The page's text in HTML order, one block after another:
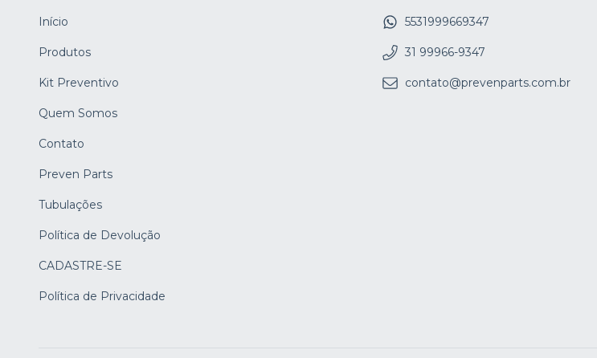
Início
Produtos
Kit Preventivo
Quem Somos
Contato
Preven Parts
Tubulações
Política de Devolução
CADASTRE-SE
Política de Privacidade
5531999669347
31 99966-9347
contato@prevenparts.com.br